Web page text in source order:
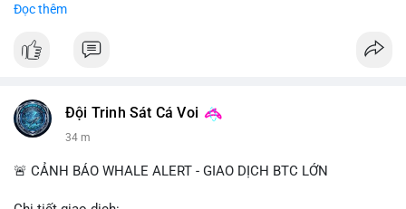
#vlikevn #titanbot
Đọc thêm
Đội Trinh Sát Cá Voi
34 m
🚨 CẢNH BÁO WHALE ALERT - GIAO DỊCH BTC LỚN